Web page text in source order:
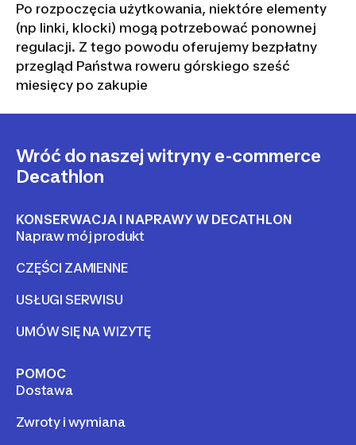
Po rozpoczęcia użytkowania, niektóre elementy
(np linki, klocki) mogą potrzebować ponownej
regulacji. Z tego powodu oferujemy bezpłatny
przegląd Państwa roweru górskiego sześć
miesięcy po zakupie
Wróć do naszej witryny e-commerce
Decathlon
KONSERWACJA I NAPRAWY W DECATHLON
Napraw mój produkt
CZĘŚCI ZAMIENNE
USŁUGI SERWISU
UMÓW SIĘ NA WIZYTĘ
POMOC
Dostawa
Zwroty i wymiana